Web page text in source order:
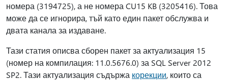
номера (3194725), а не номера CU15 KB (3205416). Това
може да се игнорира, тъй като един пакет обслужва и
двата канала за издаване.
Тази статия описва сборен пакет за актуализация 15
(номер на компилация: 11.0.5676.0) за SQL Server 2012
SP2. Тази актуализация съдържа корекции, които са